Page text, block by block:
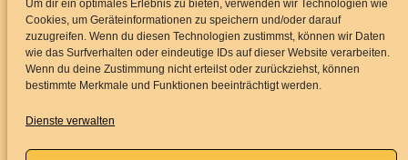
Um dir ein optimales Erlebnis zu bieten, verwenden wir Technologien wie
Cookies, um Geräteinformationen zu speichern und/oder darauf
zuzugreifen. Wenn du diesen Technologien zustimmst, können wir Daten
wie das Surfverhalten oder eindeutige IDs auf dieser Website verarbeiten.
Wenn du deine Zustimmung nicht erteilst oder zurückziehst, können
bestimmte Merkmale und Funktionen beeinträchtigt werden.
Dienste verwalten